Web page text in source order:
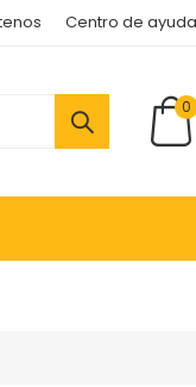
Centro de ayuda
0